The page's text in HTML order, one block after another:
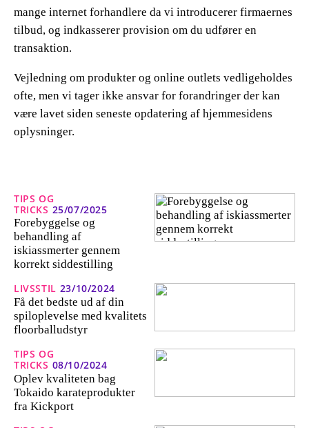
mange internet forhandlere da vi introducerer firmaernes
tilbud, og indkasserer provision om du udfører en
transaktion.
Vejledning om produkter og online outlets vedligeholdes
ofte, men vi tager ikke ansvar for forandringer der kan
være lavet siden seneste opdatering af hjemmesidens
oplysninger.
TIPS OG
TRICKS 25/07/2025
Forebyggelse og
behandling af
iskiassmerter gennem
korrekt siddestilling
LIVSSTIL 23/10/2024
Få det bedste ud af din
spiloplevelse med kvalitets
floorballudstyr
TIPS OG
TRICKS 08/10/2024
Oplev kvaliteten bag
Tokaido karateprodukter
fra Kickport